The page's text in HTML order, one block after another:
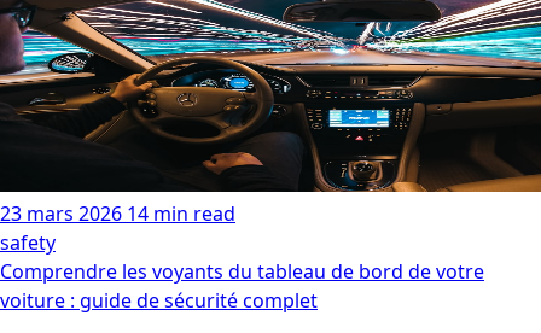
23 mars 2026 14 min read
safety
Comprendre les voyants du tableau de bord de votre
voiture : guide de sécurité complet